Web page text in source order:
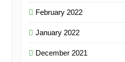
February 2022
January 2022
December 2021